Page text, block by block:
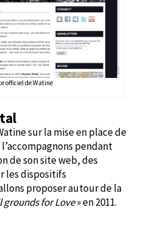
officiel de Watine
sur la mise en place de
pendant
de son site web, des
les dispositifs
proposer autour de la
grounds for Love» en 2011.